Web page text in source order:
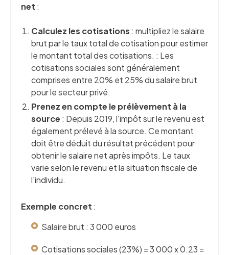
net :
Calculez les cotisations : multipliez le salaire
brut par le taux total de cotisation pour estimer
le montant total des cotisations. : Les
cotisations sociales sont généralement
comprises entre 20% et 25% du salaire brut
pour le secteur privé.
Prenez en compte le prélèvement à la
source : Depuis 2019, l'impôt sur le revenu est
également prélevé à la source. Ce montant
doit être déduit du résultat précédent pour
obtenir le salaire net après impôts. Le taux
varie selon le revenu et la situation fiscale de
l'individu.
Exemple concret :
Salaire brut : 3 000 euros
Cotisations sociales (23%) = 3 000 x 0.23 =